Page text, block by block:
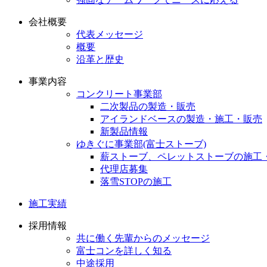
会社概要
代表メッセージ
概要
沿革と歴史
事業内容
コンクリート事業部
二次製品の製造・販売
アイランドベースの製造・施工・販売
新製品情報
ゆきぐに事業部(富士ストーブ)
薪ストーブ、ペレットストーブの施工
代理店募集
落雪STOPの施工
施工実績
採用情報
共に働く先輩からのメッセージ
富士コンを詳しく知る
中途採用